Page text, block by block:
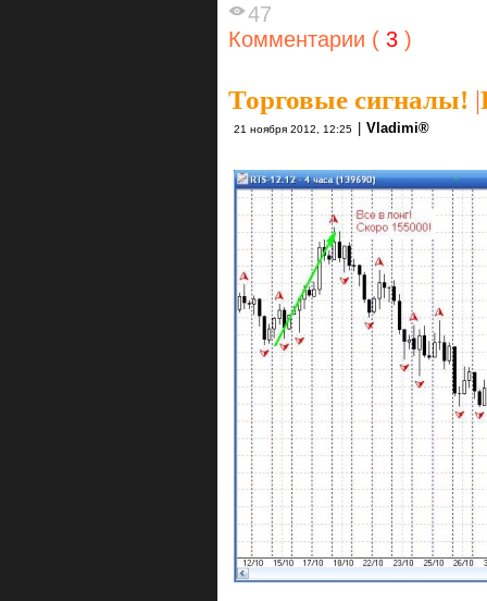
47
Комментарии ( 3 )
Торговые сигналы! |
21 ноября 2012, 12:25 | Vlаdimi®